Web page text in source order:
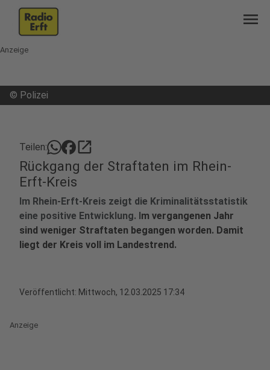
menu
Anzeige
© Polizei
Teilen: open_in_new
Rückgang der Straftaten im Rhein-
Erft-Kreis
Im Rhein-Erft-Kreis zeigt die Kriminalitätsstatistik
eine positive Entwicklung. Im vergangenen Jahr
sind weniger Straftaten begangen worden. Damit
liegt der Kreis voll im Landestrend.
Veröffentlicht: Mittwoch, 12.03.2025 17:34
Anzeige